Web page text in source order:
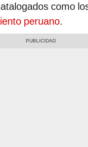
como
peruano.